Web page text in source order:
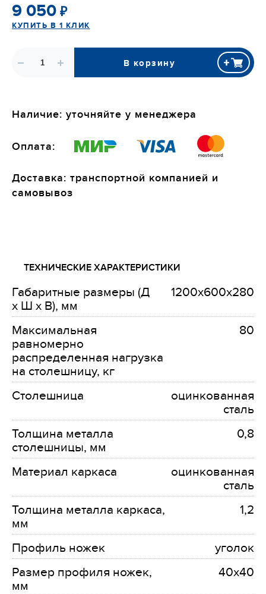
9 050 ₽
КУПИТЬ В 1 КЛИК
В корзину
Наличие: уточняйте у менеджера
Оплата:
Доставка: транспортной компанией и
самовывоз
ТЕХНИЧЕСКИЕ ХАРАКТЕРИСТИКИ
Габаритные размеры (Д
х Ш х В), мм
1200х600х280
Максимальная
равномерно
распределенная нагрузка
на столешницу, кг
80
Столешница
оцинкованная
сталь
Толщина металла
столешницы, мм
0,8
Материал каркаса
оцинкованная
сталь
Толщина металла каркаса,
мм
1,2
Профиль ножек
уголок
Размер профиля ножек,
мм
40х40